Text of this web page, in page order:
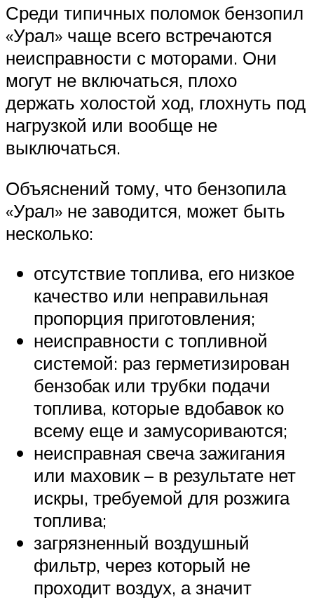
Среди типичных поломок бензопил
«Урал» чаще всего встречаются
неисправности с моторами. Они
могут не включаться, плохо
держать холостой ход, глохнуть под
нагрузкой или вообще не
выключаться.
Объяснений тому, что бензопила
«Урал» не заводится, может быть
несколько:
отсутствие топлива, его низкое
качество или неправильная
пропорция приготовления;
неисправности с топливной
системой: раз герметизирован
бензобак или трубки подачи
топлива, которые вдобавок ко
всему еще и замусориваются;
неисправная свеча зажигания
или маховик – в результате нет
искры, требуемой для розжига
топлива;
загрязненный воздушный
фильтр, через который не
проходит воздух, а значит